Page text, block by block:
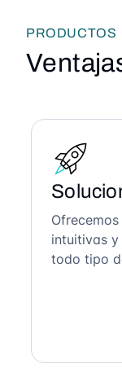
PRODUCTOS
intuitivas y
todo tipo